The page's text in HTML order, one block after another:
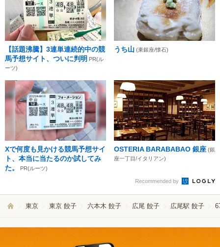
【話題沸騰】3連単連続的中の競
馬予想サイト、ついに判明 PR(ル
ーツ)
うち山 (東銀座/懐石)
Xで何度も見かける競馬予想サイ
ト、本当に当たるのか試してみ
た。
PR(ルーツ)
OSTERIA BARABABAO 銀座 (銀
座一丁目/イタリアン)
Recommended by
東京 東京 餃子 六本木 餃子 広尾 餃子 広尾駅 餃子